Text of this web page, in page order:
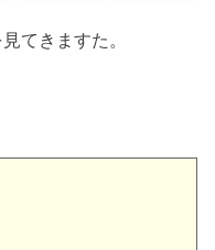
てきますた。